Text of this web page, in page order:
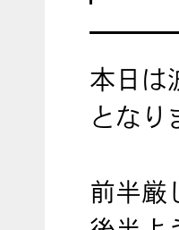
本日は
となり
前半厳